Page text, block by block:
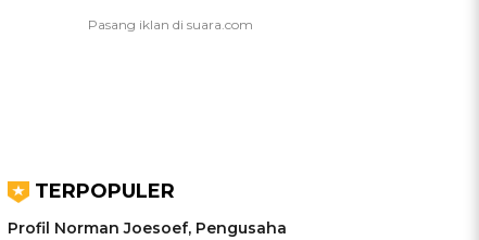
TERPOPULER
Profil Norman Joesoef, Pengusaha